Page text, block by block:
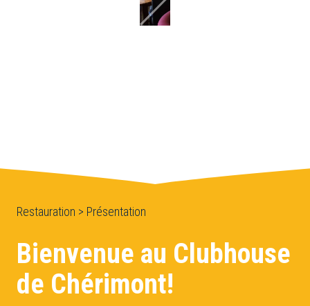
Restauration > Présentation
Bienvenue au Clubhouse
de Chérimont!